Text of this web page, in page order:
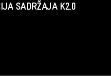
SADRŽAJA K2.0